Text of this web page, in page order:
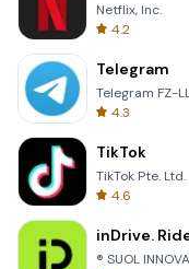
Netflix, Inc.
4.2
Telegram
Telegram FZ-
4.3
TikTok
TikTok Pte. Ltd.
4.6
inDrive.
® SUOL